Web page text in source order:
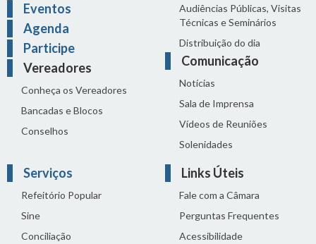
Eventos
Agenda
Participe
Vereadores
Conheça os Vereadores
Bancadas e Blocos
Conselhos
Audiências Públicas, Visitas
Técnicas e Seminários
Distribuição do dia
Comunicação
Notícias
Sala de Imprensa
Vídeos de Reuniões
Solenidades
Serviços
Refeitório Popular
Sine
Conciliação
Links Úteis
Fale com a Câmara
Perguntas Frequentes
Acessibilidade